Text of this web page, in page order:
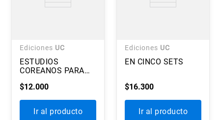
Ediciones UC
ESTUDIOS
COREANOS PARA
$12.000
Ir al producto
Ediciones UC
EN CINCO SETS
$16.300
Ir al producto